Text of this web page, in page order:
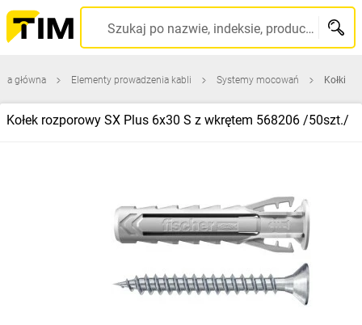
Szukaj po nazwie, indeksie, producencie, kodzie kreskowym...
główna Elementy prowadzenia kabli Systemy mocowań Kołki
Kołek rozporowy SX Plus 6x30 S z wkrętem 568206 /50szt./